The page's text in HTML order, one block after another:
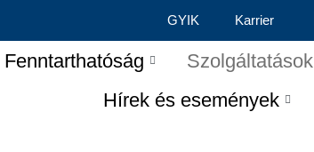
GYIK Karrier
Fenntarthatóság Szolgáltatások
Hírek és események